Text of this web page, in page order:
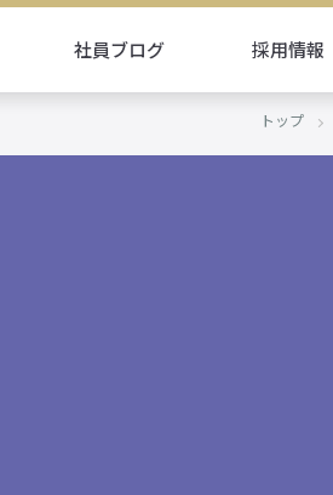
社員ブログ 採用情報
トップ